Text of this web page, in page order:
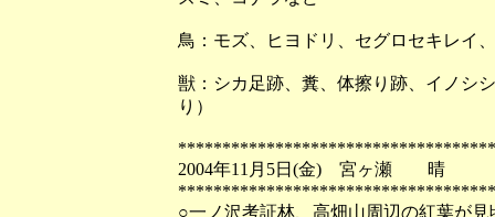
鳥：モズ、ヒヨドリ、セグロセキレイ
獣：シカ足跡、糞、体擦り跡、イノシ
り）
2004年11月5日(金) 宮ヶ瀬 晴
○一ノ沢考証林、高畑山周辺の紅葉が見